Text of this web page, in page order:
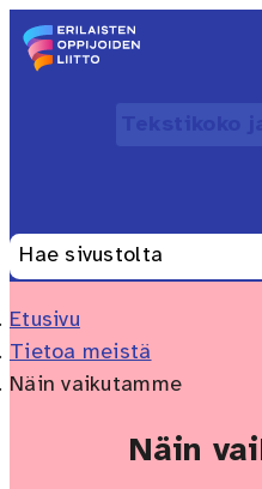
Siirry sisältöön
Haku:
Etusivu
Tietoa meistä
Näin vaikutamme
Näin